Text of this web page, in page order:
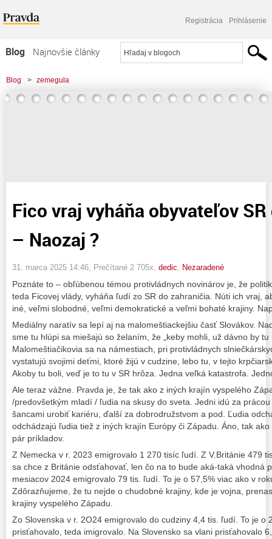
Registrácia Prihlásenie
Blog
Najnovšie články
Najčítanejšie články
Najkomentovanejšie články
Blog > zemegula
> Fico vraj vyháňa obyvateľov SR do zahraničia. - Naozaj ?
Fico vraj vyháňa obyvateľov
– Naozaj ?
31. marca 2025 14:46 , Prečítané 2 705x, dedic Nezaradené
Poznáte to – obľúbenou témou protivládnych novinárov je, že
teda Ficovej vlády, vyháňa ľudí zo SR do zahraničia. Núti ich vraj,
iné, veľmi slobodné, veľmi demokratické a veľmi bohaté krajiny.
Mediálny naratív sa lepí aj na malomeštiackejšiu časť Slovákov.
sme tu hlúpi sa miešajú so želaním, že „keby mohli, už dávno by tu
Malomeštiačikovia sa na námestiach, pri protivládnych
vystatujú svojimi deťmi, ktoré žijú v cudzine, lebo tu, v tejto
Akoby tu boli, veď je to tu v SR hrôza. Jedna veľká katastrofa.
Ale teraz vážne. Pravda je, že tak ako z iných krajín vyspelého
/predovšetkým mladí / ľudia na skusy do sveta. Jedni idú za
šancami urobiť kariéru, ďalší za dobrodružstvom a pod. Ľudia
odchádzajú ľudia tiež z iných krajín Európy či Západu. Áno, tak
pár príkladov.
Z Nemecka v r. 2023 emigrovalo 1 270 tisíc ľudí. Z V.Británie 479
sa chce z Británie odsťahovať, len čo na to bude aká-taká vhodná
mesiacov 2024 emigrovalo 79 tis. ľudí. To je o 57,5% viac ako v
Zdôrazňujeme, že tu nejde o chudobné krajiny, kde je vojna,
krajiny vyspelého Západu.
Zo Slovenska v r. 2O24 emigrovalo do cudziny 4,4 tis. ľudí. To je o
prisťahovalo, teda imigrovalo. Na Slovensko sa vlani prisťahovalo